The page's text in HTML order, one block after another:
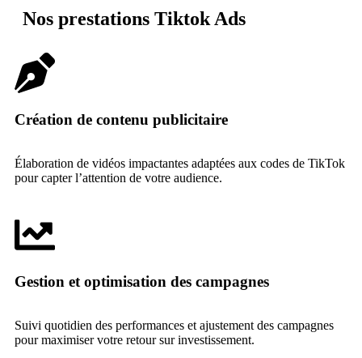
Nos prestations Tiktok Ads
Création de contenu publicitaire
Élaboration de vidéos impactantes adaptées aux codes de TikTok
pour capter l’attention de votre audience.
Gestion et optimisation des campagnes
Suivi quotidien des performances et ajustement des campagnes
pour maximiser votre retour sur investissement.